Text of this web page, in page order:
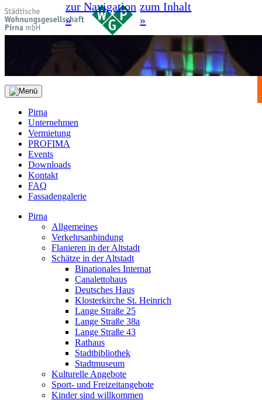
zur Navigation
»
zum Inhalt
»
Pirna
Unternehmen
Vermietung
PROFIMA
Events
Downloads
Kontakt
FAQ
Fassadengalerie
Pirna
Allgemeines
Verkehrsanbindung
Flanieren in der Altstadt
Schätze in der Altstadt
Binationales Internat
Canalettohaus
Deutsches Haus
Klosterkirche St. Heinrich
Lange Straße 25
Lange Straße 38a
Lange Straße 43
Rathaus
Stadtbibliothek
Stadtmuseum
Kulturelle Angebote
Sport- und Freizeitangebote
Kinder sind willkommen